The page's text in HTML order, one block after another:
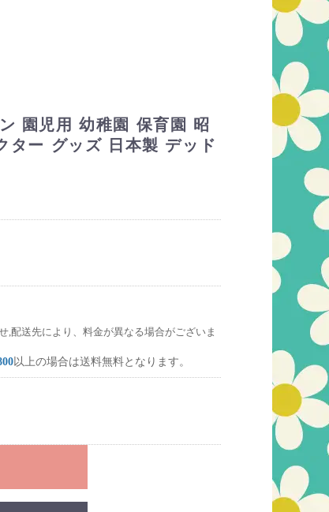
園児用 幼稚園 保育園 昭
ター グッズ 日本製 デッド
配送先により、料金が異なる場合がございま
以上の場合は送料無料となります。